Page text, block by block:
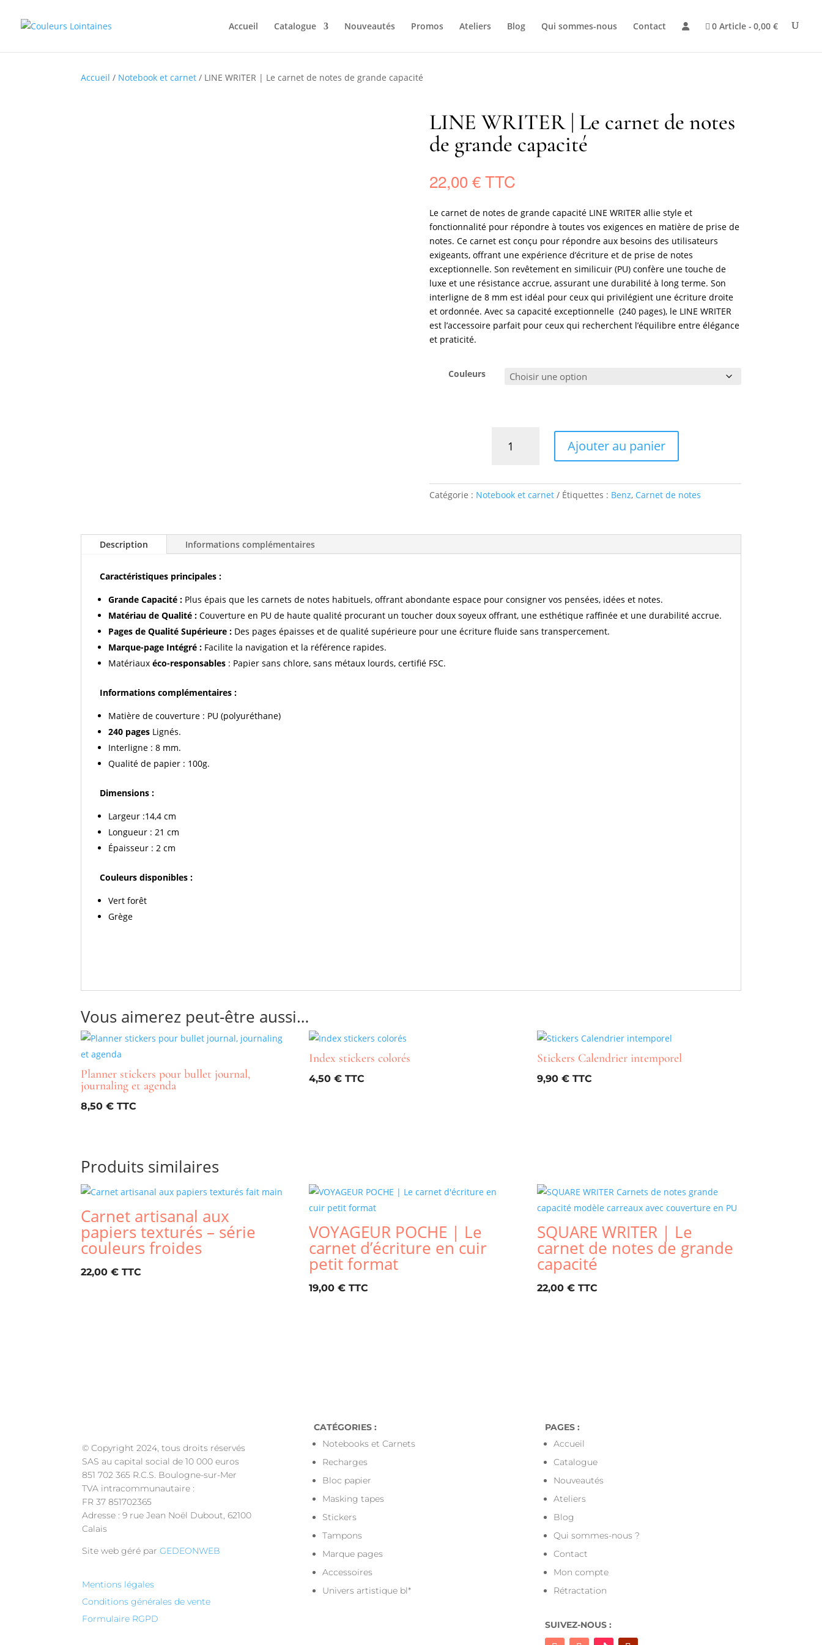
Accueil Catalogue Nouveautés Promos Ateliers Blog Qui sommes-nous Contact 0 Article 0,00 €
Accueil / Notebook et carnet / LINE WRITER | Le carnet de notes de grande capacité
LINE WRITER | Le carnet de notes
de grande capacité
22,00€
Le carnet de notes de grande capacité LINE WRITER allie style et
fonctionnalité pour répondre à toutes vos exigences en matière de prise de
notes. Ce carnet est conçu pour répondre aux besoins des utilisateurs
exigeants, offrant une expérience d’écriture et de prise de notes
exceptionnelle. Son revêtement en similicuir (PU) confère une touche de
luxe et une résistance accrue, assurant une durabilité à long terme. Son
interligne de 8 mm est idéal pour ceux qui privilégient une écriture droite
et ordonnée. Avec sa capacité exceptionnelle (240 pages), le LINE WRITER
est l’accessoire parfait pour ceux qui recherchent l’équilibre entre élégance
et praticité.
Couleurs
|
de
Ajouter au panier
Catégorie : Notebook et carnet Étiquettes : Benz, Carnet de notes
Description Informations complémentaires
Caractéristiques principales :
Grande Capacité : Plus épais que les carnets de notes habituels, offrant abondante espace pour consigner vos pensées, idées et notes.
Matériau de Qualité : Couverture en PU de haute qualité procurant un toucher doux soyeux offrant, une esthétique raffinée et une durabilité accrue.
Pages de Qualité Supérieure : Des pages épaisses et de qualité supérieure pour une écriture fluide sans transpercement.
Marque-page Intégré : Facilite la navigation et la référence rapides.
Matériaux éco-responsables : Papier sans chlore, sans métaux lourds, certifié FSC.
Informations complémentaires :
Matière de couverture : PU (polyuréthane)
240 pages Lignés.
Interligne : 8 mm.
Qualité de papier : 100g.
Dimensions :
Largeur :14,4 cm
Longueur : 21 cm
Épaisseur : 2 cm
Couleurs disponibles :
Vert forêt
Grège
Vous aimerez peut-être aussi…
Planner stickers pour bullet journal,
journaling et agenda
8,50 €
Index stickers colorés
4,50€
Stickers Calendrier intemporel
9,90€
Produits similaires
Carnet artisanal aux
papiers texturés – série
couleurs froides
22,00 €
VOYAGEUR POCHE | Le
carnet d’écriture en cuir
petit format
19,00€
SQUARE WRITER | Le
carnet de notes de grande
capacité
22,00€
© Copyright 2024, tous droits réservés
SAS au capital social de 10 000 euros
851 702 365 R.C.S. Boulogne-sur-Mer
TVA intracommunautaire :
FR 37 851702365
Adresse : 9 rue Jean Noël Dubout, 62100
Calais
Site web géré parGEDEONWEB
Mentions légales
Conditions générales de vente
Formulaire RGPD
CATÉGORIES :
Notebooks et Carnets
Recharges
Bloc papier
Masking tapes
Stickers
Tampons
Marque pages
Accessoires
Univers artistique bl*
PAGES :
Accueil
Catalogue
Nouveautés
Ateliers
Blog
Qui sommes-nous ?
Contact
Mon compte
Rétractation
SUIVEZ-NOUS :